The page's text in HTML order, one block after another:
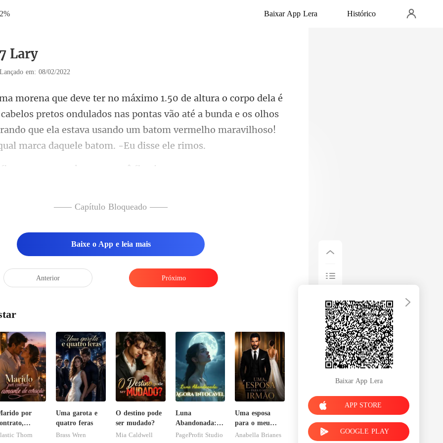
Baixar App Lera Histórico
Lary
Lançado em: 08/02/2022
elos pretos ondulados nas pontas vão até a bunda e os olhos
que ela estava
sse com aquele rap
—— Capítulo Bloqueado ——
Baixe o App e leia mais
Anterior Próximo
por
de
Thorn
Uma garota e
quatro feras
Brass Wren
O destino pode
ser mudado?
Mia Caldwell
Luna
Abandonada:
Agora Intocável
PageProfit Studio
Uma esposa
para o meu
irmão
Anabella Brianes
Baixar App Lera
APP STORE
GOOGLE PLAY